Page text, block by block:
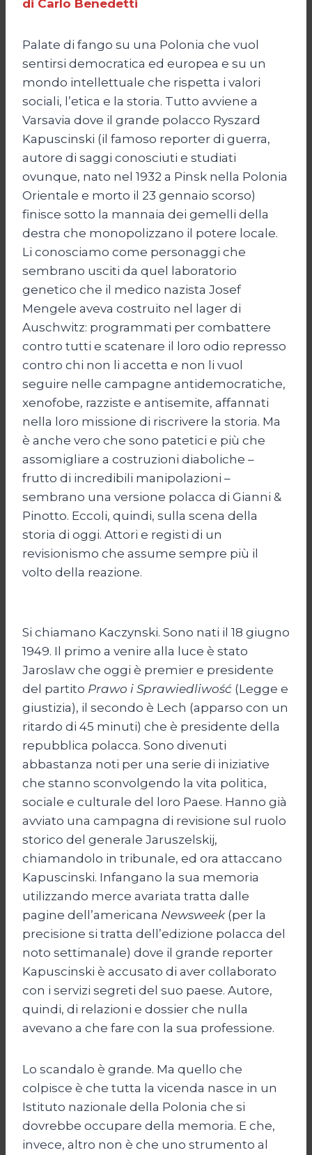
di Carlo Benedetti
Palate di fango su una Polonia che vuol
sentirsi democratica ed europea e su un
mondo intellettuale che rispetta i valori
sociali, l’etica e la storia. Tutto avviene a
Varsavia dove il grande polacco Ryszard
Kapuscinski (il famoso reporter di guerra,
autore di saggi conosciuti e studiati
ovunque, nato nel 1932 a Pinsk nella Polonia
Orientale e morto il 23 gennaio scorso)
finisce sotto la mannaia dei gemelli della
destra che monopolizzano il potere locale.
Li conosciamo come personaggi che
sembrano usciti da quel laboratorio
genetico che il medico nazista Josef
Mengele aveva costruito nel lager di
Auschwitz: programmati per combattere
contro tutti e scatenare il loro odio represso
contro chi non li accetta e non li vuol
seguire nelle campagne antidemocratiche,
xenofobe, razziste e antisemite, affannati
nella loro missione di riscrivere la storia. Ma
è anche vero che sono patetici e più che
assomigliare a costruzioni diaboliche –
frutto di incredibili manipolazioni –
sembrano una versione polacca di Gianni &
Pinotto. Eccoli, quindi, sulla scena della
storia di oggi. Attori e registi di un
revisionismo che assume sempre più il
volto della reazione.
Si chiamano Kaczynski. Sono nati il 18 giugno
1949. Il primo a venire alla luce è stato
Jaroslaw che oggi è premier e presidente
del partito Prawo i Sprawiedliwość (Legge e
giustizia), il secondo è Lech (apparso con un
ritardo di 45 minuti) che è presidente della
repubblica polacca. Sono divenuti
abbastanza noti per una serie di iniziative
che stanno sconvolgendo la vita politica,
sociale e culturale del loro Paese. Hanno già
avviato una campagna di revisione sul ruolo
storico del generale Jaruszelskij,
chiamandolo in tribunale, ed ora attaccano
Kapuscinski. Infangano la sua memoria
utilizzando merce avariata tratta dalle
pagine dell’americana Newsweek(per la
precisione si tratta dell’edizione polacca del
noto settimanale) dove il grande reporter
Kapuscinski è accusato di aver collaborato
con i servizi segreti del suo paese. Autore,
quindi, di relazioni e dossier che nulla
avevano a che fare con la sua professione.
Lo scandalo è grande. Ma quello che
colpisce è che tutta la vicenda nasce in un
Istituto nazionale della Polonia che si
dovrebbe occupare della memoria. E che,
invece, altro non è che uno strumento al